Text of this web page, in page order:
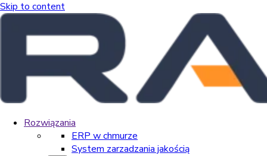
Skip to content
Rozwiązania
ERP w chmurze
System zarzadzania jakością